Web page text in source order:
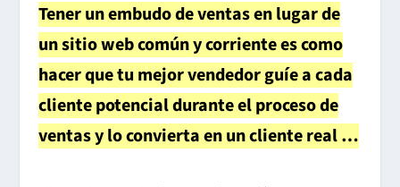
Tener un embudo de ventas en lugar de
un sitio web común y corriente es como
hacer que tu mejor vendedor guíe a cada
cliente potencial durante el proceso de
ventas y lo convierta en un cliente real …